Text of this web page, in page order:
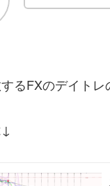
るFXのデイトレ